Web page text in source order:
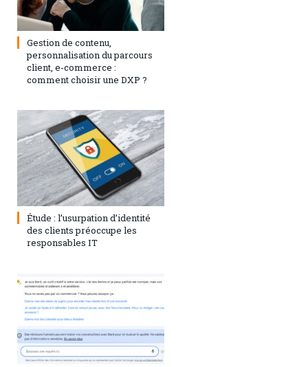
3 septembre 2024
Gestion de contenu,
personnalisation du parcours
client, e-commerce :
comment choisir une DXP ?
1 août 2023 0
Étude : l’usurpation d’identité
des clients préoccupe les
responsables IT
28 juillet 2023 0